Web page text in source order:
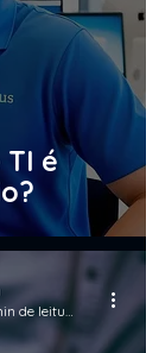
é
3 min de leitura